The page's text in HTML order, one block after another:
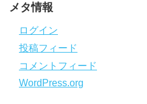
メタ情報
ログイン
投稿フィード
コメントフィード
WordPress.org